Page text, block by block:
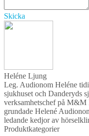
Skicka
Heléne Ljung
Leg. Audionom Heléne
sjukhuset och Danderyds
verksamhetschef på
grundade Helené
ledande kedjor av
Produktkategorier